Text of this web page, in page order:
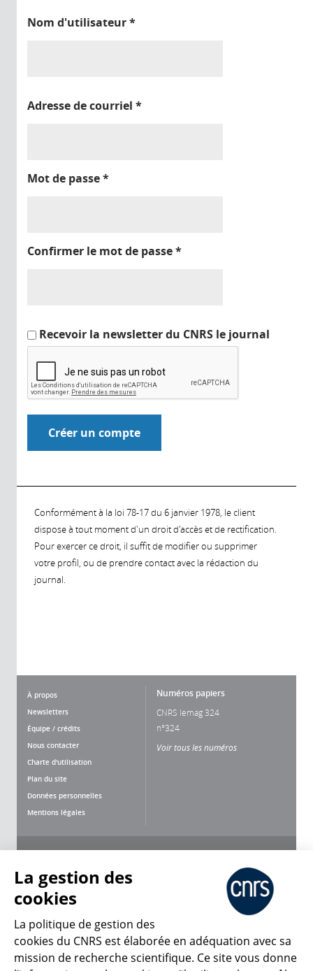
Nom d'utilisateur*
Adresse de courriel *
Mot de passe*
Confirmer le mot de passe*
Recevoir la newsletter du CNRS le journal
Conformément à la loi 78-17 du 6 janvier 1978, le client
dispose à tout moment d'un droit d'accès et de rectification.
Pour exercer ce droit, il suffit de modifier ou supprimer
votre profil, ou de prendre contact avec la rédaction du
journal.
À propos
Newsletters
Équipe / crédits
Nous contacter
Charte d'utilisation
Plan du site
Données personnelles
Mentions légales
Numéros papiers
CNRS lemag 324
n°324
Voir tous les numéros
CNRS Le Mag
La gestion des
cookies
La politique de gestion des
cookies du CNRS est élaborée en adéquation avec sa
mission de recherche scientifique. Ce site vous donne